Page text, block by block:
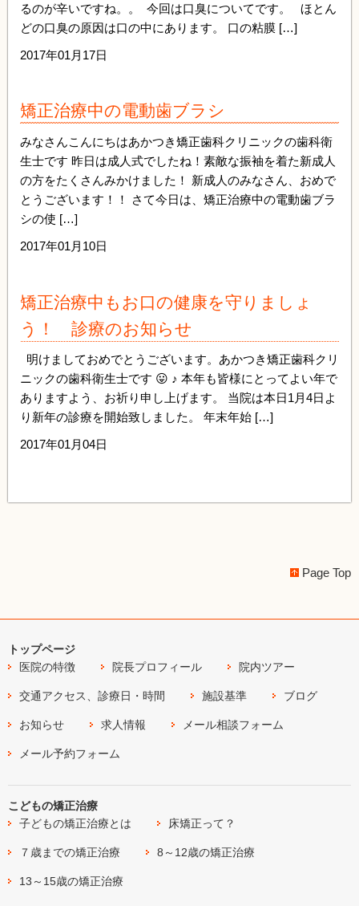
るのが辛いですね。。 今回は口臭についてです。 ほとん
どの口臭の原因は口の中にあります。 口の粘膜 […]
2017年01月17日
矯正治療中の電動歯ブラシ
みなさんこんにちはあかつき矯正歯科クリニックの歯科衛
生士です 昨日は成人式でしたね！素敵な振袖を着た新成人
の方をたくさんみかけました！ 新成人のみなさん、おめで
とうございます！！ さて今日は、矯正治療中の電動歯ブラ
シの使 […]
2017年01月10日
矯正治療中もお口の健康を守りましょ
う！ 診療のお知らせ
明けましておめでとうございます。あかつき矯正歯科クリ
ニックの歯科衛生士です 😛 ♪ 本年も皆様にとってよい年で
ありますよう、お祈り申し上げます。 当院は本日1月4日よ
り新年の診療を開始致しました。 年末年始 […]
2017年01月04日
Page Top
トップページ
医院の特徴
院長プロフィール 院内ツアー
交通アクセス、診療日・時間 施設基準 ブログ
お知らせ 求人情報 メール相談フォーム
メール予約フォーム
こどもの矯正治療
子どもの矯正治療とは
床矯正って？
７歳までの矯正治療 8～12歳の矯正治療
13～15歳の矯正治療